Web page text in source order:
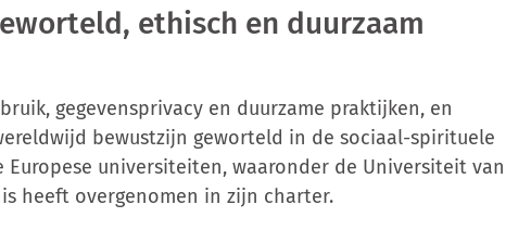
ethisch en duurzaam
gegevensprivacy en duurzame praktijken, en
bewustzijn geworteld in de sociaal-spirituele
universiteiten, waaronder de Universiteit van
heeft overgenomen in zijn charter.